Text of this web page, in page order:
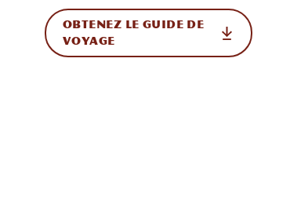
l'international
OBTENEZ LE GUIDE DE
VOYAGE